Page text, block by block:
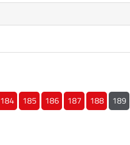
184 185 186 187 188 189